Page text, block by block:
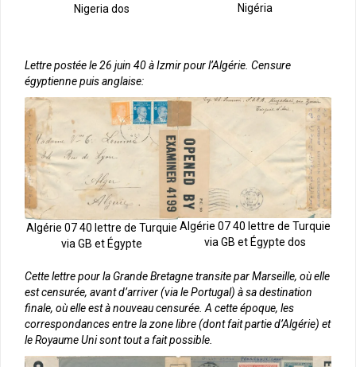
Nigeria dos Nigéria
Lettre postée le 26 juin 40 à Izmir pour l’Algérie. Censure
égyptienne puis anglaise:
Algérie 07 40 lettre de Turquie
via GB et Égypte
Algérie 07 40 lettre de Turquie
via GB et Égypte dos
Cette lettre pour la Grande Bretagne transite par Marseille, où elle
est censurée, avant d’arriver (via le Portugal) à sa destination
finale, où elle est à nouveau censurée. A cette époque, les
correspondances entre la zone libre (dont fait partie d’Algérie) et
le Royaume Uni sont tout a fait possible.